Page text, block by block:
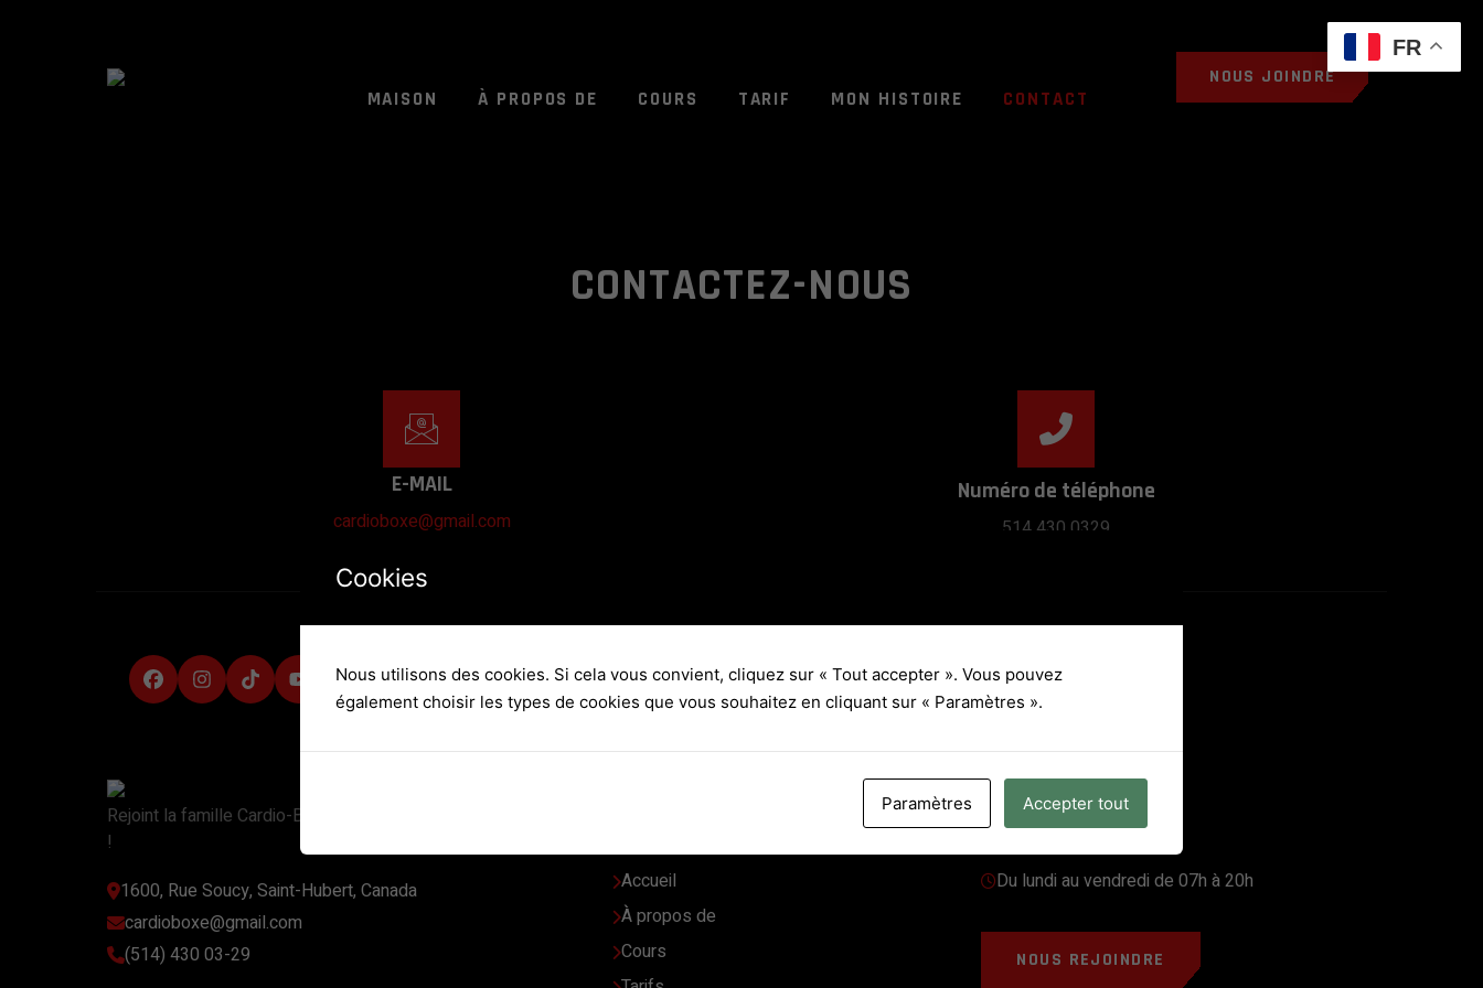
MAISON À PROPOS DE COURS TARIF MON HISTOIRE CONTACT
NOUS JOINDRE
CONTACTEZ-NOUS
E-MAIL
cardioboxe@gmail.com
Numéro de téléphone
514 430 0329
Rejoint la famille Cardio-Boxe Sow et libérez votre énergie
!
1600, Rue Soucy, Saint-Hubert, Canada
cardioboxe@gmail.com
(514) 430 03-29
Accueil
À propos de
Cours
Horaires d'ouverture
Du lundi au vendredi de 07h à 20h
NOUS REJOINDRE
Cookies
Nous utilisons des cookies. Si cela vous convient, cliquez sur « Tout accepter ». Vous pouvez
également choisir les types de cookies que vous souhaitez en cliquant sur « Paramètres ».
Paramètres Accepter tout
FR